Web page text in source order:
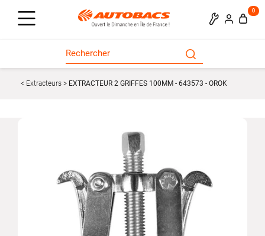
0
Extracteurs EXTRACTEUR 2 GRIFFES 100MM - 643573 - OROK